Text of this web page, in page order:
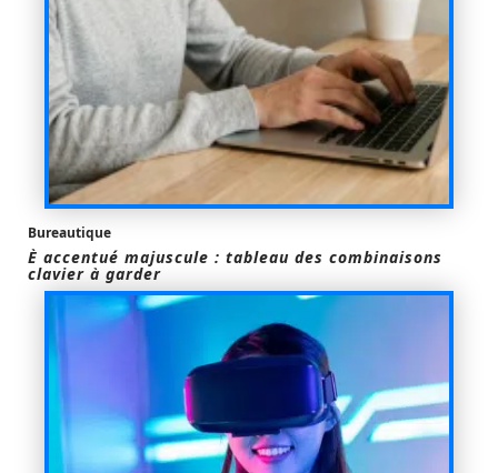
Bureautique
È accentué majuscule : tableau des combinaisons
clavier à garder